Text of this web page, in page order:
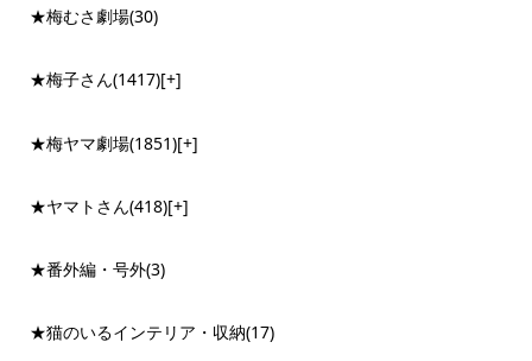
★梅むさ劇場(30)
★梅子さん(1417)[+]
★梅ヤマ劇場(1851)[+]
★ヤマトさん(418)[+]
★番外編・号外(3)
★猫のいるインテリア・収納(17)